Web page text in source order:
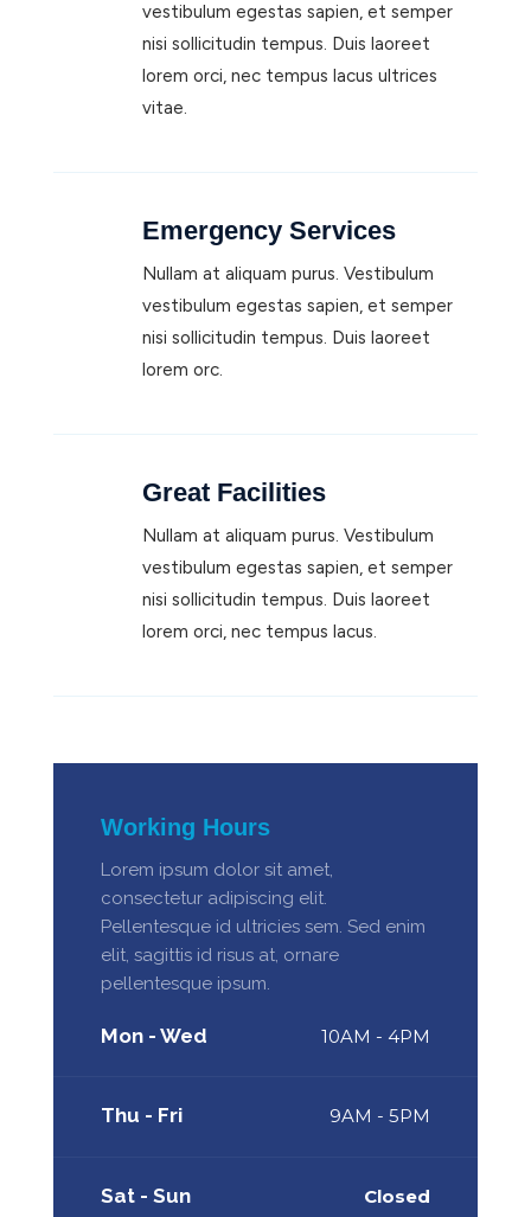
vestibulum egestas sapien, et semper
nisi sollicitudin tempus. Duis laoreet
lorem orci, nec tempus lacus ultrices
vitae.
Emergency Services
Nullam at aliquam purus. Vestibulum
vestibulum egestas sapien, et semper
nisi sollicitudin tempus. Duis laoreet
lorem orc.
Great Facilities
Nullam at aliquam purus. Vestibulum
vestibulum egestas sapien, et semper
nisi sollicitudin tempus. Duis laoreet
lorem orci, nec tempus lacus.
Working Hours
Lorem ipsum dolor sit amet,
consectetur adipiscing elit.
Pellentesque id ultricies sem. Sed enim
elit, sagittis id risus at, ornare
pellentesque ipsum.
Mon - Wed 10AM - 4PM
Thu - Fri 9AM - 5PM
Sat - Sun Closed